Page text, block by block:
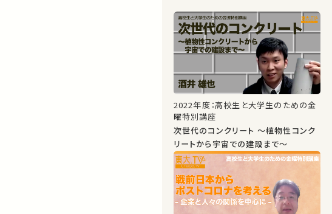
2022年度：高校生と大学生のための金
曜特別講座
次世代のコンクリート ～植物性コンク
リートから宇宙での建設まで～